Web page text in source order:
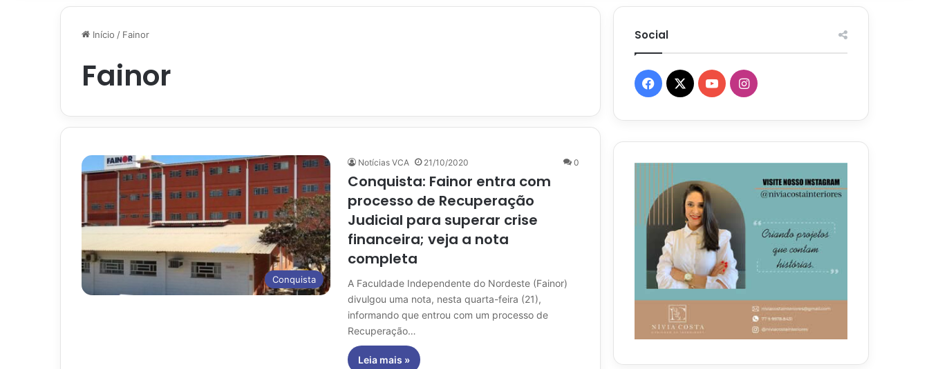
Início / Fainor
Fainor
Conquista
Notícias VCA 21/10/2020 0
Conquista: Fainor entra com
processo de Recuperação
Judicial para superar crise
financeira; veja a nota
completa
A Faculdade Independente do Nordeste (Fainor)
divulgou uma nota, nesta quarta-feira (21),
informando que entrou com um processo de
Recuperação…
Leia mais »
Social
Facebook
X YouTubeInstagram